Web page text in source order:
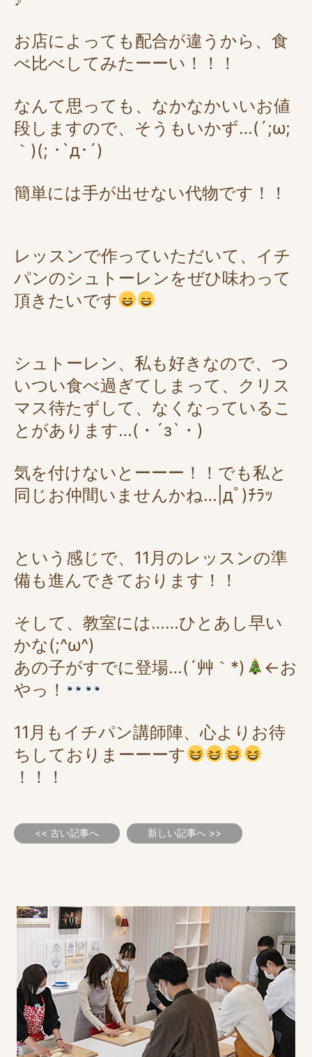
お店によっても配合が違うから、食
べ比べしてみたーーい！！！
なんて思っても、なかなかいいお値
段しますので、そうもいかず…(´;ω;
｀)(; ･`д･´)
簡単には手が出せない代物です！！
レッスンで作っていただいて、イチ
パンのシュトーレンをぜひ味わって
頂きたいです
シュトーレン、私も好きなので、つ
いつい食べ過ぎてしまって、クリス
マス待たずして、なくなっているこ
とがあります…(・´з`・)
気を付けないとーーー！！でも私と
同じお仲間いませんかね…|дﾟ)ﾁﾗｯ
という感じで、11月のレッスンの準
備も進んできております！！
そして、教室には……ひとあし早い
かな(;^ω^)
あの子がすでに登場…(´艸｀*)
←お
やっ！
11月もイチパン講師陣、心よりお待
ちしておりまーーーす
！！！
<< 古い記事へ 新しい記事へ >>